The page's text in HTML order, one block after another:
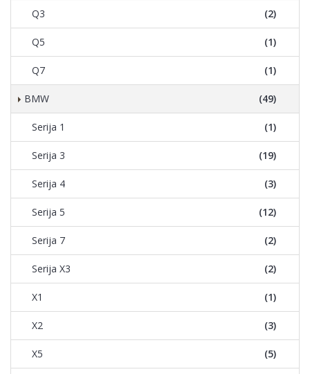
Q3 (2)
Q5 (1)
Q7 (1)
BMW (49)
Serija 1 (1)
Serija 3 (19)
Serija 4 (3)
Serija 5 (12)
Serija 7 (2)
Serija X3 (2)
X1 (1)
X2 (3)
X5 (5)